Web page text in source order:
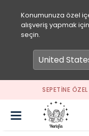
Konumunuza özel
alışveriş yapmak
seçin.
SEPETİNE